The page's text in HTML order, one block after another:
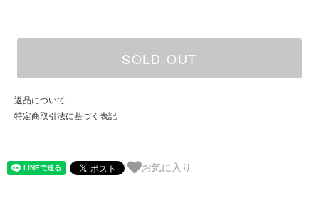
SOLD OUT
返品について
特定商取引法に基づく表記
お気に入り